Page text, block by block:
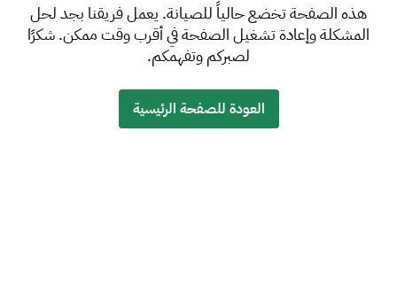
هذه الصفحة تخضع حالياً للصيانة. يعمل فريقنا بجد لحل
المشكلة وإعادة تشغيل الصفحة في أقرب وقت ممكن. شكرًا
لصبركم وتفهمكم.
العودة للصفحة الرئيسية